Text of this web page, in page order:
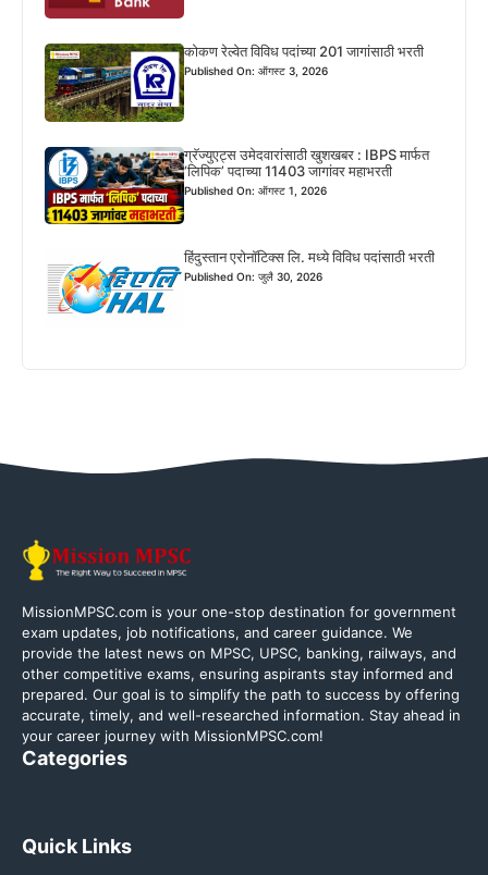
कोकण रेल्वेत विविध पदांच्या 201 जागांसाठी भरती
Published On: ऑगस्ट 3, 2026
ग्रॅज्युएट्स उमेदवारांसाठी खुशखबर : IBPS मार्फत
‘लिपिक’ पदाच्या 11403 जागांवर महाभरती
Published On: ऑगस्ट 1, 2026
हिंदुस्तान एरोनॉटिक्स लि. मध्ये विविध पदांसाठी भरती
Published On: जुलै 30, 2026
MissionMPSC.com is your one-stop destination for government
exam updates, job notifications, and career guidance. We
provide the latest news on MPSC, UPSC, banking, railways, and
other competitive exams, ensuring aspirants stay informed and
prepared. Our goal is to simplify the path to success by offering
accurate, timely, and well-researched information. Stay ahead in
your career journey with MissionMPSC.com!
Categories
Quick Links